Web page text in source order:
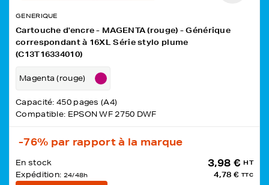
GENERIQUE
Cartouche d'encre - MAGENTA (rouge) - Générique
correspondant à 16XL Série stylo plume
(C13T16334010)
Magenta (rouge)
Capacité: 450 pages (A4)
Compatible: EPSON WF 2750 DWF
-76% par rapport à la marque
En stock
Expédition: 24/48h
3,98 € HT
4,78 € TTC